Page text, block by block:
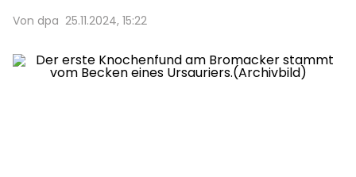
Von dpa 25.11.2024, 15:22